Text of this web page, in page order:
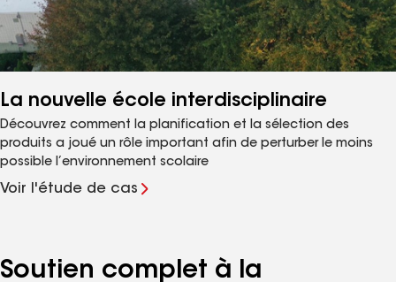
La nouvelle école interdisciplinaire
Découvrez comment la planification et la sélection des
produits a joué un rôle important afin de perturber le moins
possible l’environnement scolaire
Voir l'étude de cas
Soutien complet à la